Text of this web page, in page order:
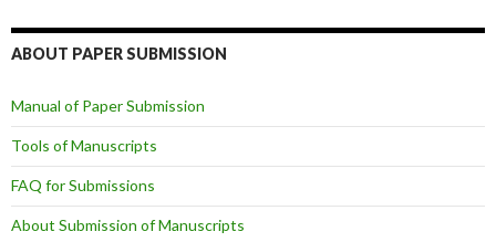
ABOUT PAPER SUBMISSION
Manual of Paper Submission
Tools of Manuscripts
FAQ for Submissions
About Submission of Manuscripts